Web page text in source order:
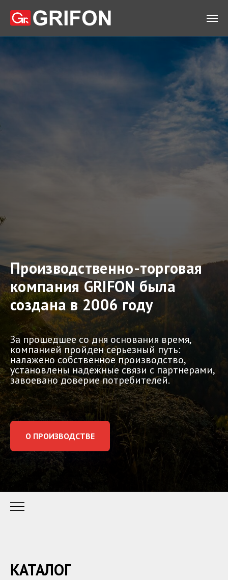
Производственно-торговая
компания GRIFON была
создана в 2006 году
За прошедшее со дня основания время,
компанией пройден серьезный путь:
налажено собственное производство,
установлены надежные связи с партнерами,
завоевано доверие потребителей.
О ПРОИЗВОДСТВЕ
КАТАЛОГ